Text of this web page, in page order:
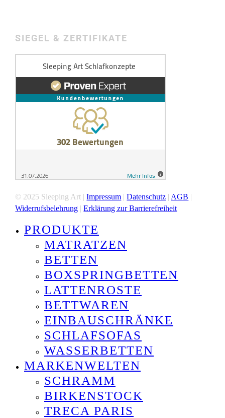
SIEGEL & ZERTIFIKATE
© 2025 Sleeping Art |Impressum |Datenschutz | AGB |
Widerrufsbelehrung |Erklärung zur Barrierefreiheit
PRODUKTE
MATRATZEN
BETTEN
BOXSPRINGBETTEN
LATTENROSTE
BETTWAREN
EINBAUSCHRÄNKE
SCHLAFSOFAS
WASSERBETTEN
MARKENWELTEN
SCHRAMM
BIRKENSTOCK
TRECA PARIS